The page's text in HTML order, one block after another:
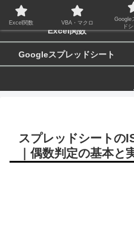
biz-
Excel関数
Googleスプレッドシート
スプレッドシートの
｜偶数判定の基本と
Excel関数 VBA・マクロ
Google
ド